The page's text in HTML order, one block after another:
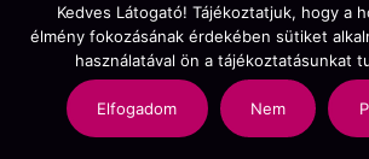
Kedves Látogató! Tájékoztatjuk, hogy a
élmény fokozásának érdekében sütiket
használatával ön a tájékoztatásunkat
Elfogadom Nem